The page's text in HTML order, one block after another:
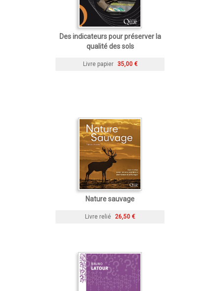
Des indicateurs pour préserver la
qualité des sols
Livre papier 35,00 €
Nature sauvage
Livre relié 26,50 €